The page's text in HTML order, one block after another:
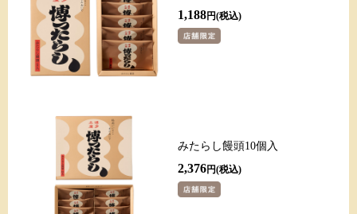
1,188円
みたらし饅頭10個入
2,376円